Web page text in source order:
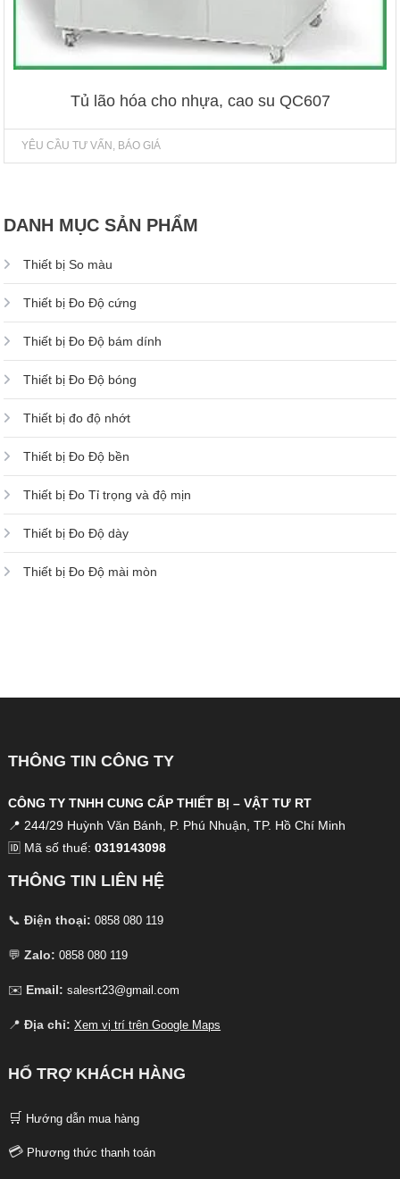
Tủ lão hóa cho nhựa, cao su QC607
YÊU CẦU TƯ VẤN, BÁO GIÁ
DANH MỤC SẢN PHẨM
Thiết bị So màu
Thiết bị Đo Độ cứng
Thiết bị Đo Độ bám dính
Thiết bị Đo Độ bóng
Thiết bị đo độ nhớt
Thiết bị Đo Độ bền
Thiết bị Đo Tỉ trọng và độ mịn
Thiết bị Đo Độ dày
Thiết bị Đo Độ mài mòn
THÔNG TIN CÔNG TY
CÔNG TY TNHH CUNG CẤP THIẾT BỊ – VẬT TƯ RT
📍 244/29 Huỳnh Văn Bánh, P. Phú Nhuận, TP. Hồ Chí Minh
🆔 Mã số thuế:0319143098
THÔNG TIN LIÊN HỆ
📞Điện thoại: 0858 080 119
💬Zalo: 0858 080 119
✉️ Email: salesrt23@gmail.com
📍Địa chỉ: Xem vị trí trên Google Maps
HỔ TRỢ KHÁCH HÀNG
🛒 Hướng dẫn mua hàng
💳 Phương thức thanh toán